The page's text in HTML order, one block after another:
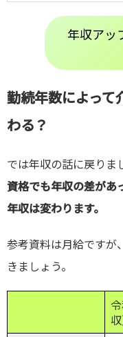
年収アッ
勤続年数によって
わる？
では年収の話に戻りま
資格でも年収の差があ
年収は変わります。
参考資料は月給です
きましょう。
収